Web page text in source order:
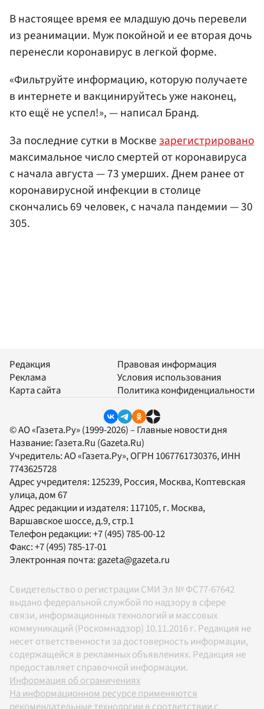
В настоящее время ее младшую дочь перевели
из реанимации. Муж покойной и ее вторая дочь
перенесли коронавирус в легкой форме.
«Фильтруйте информацию, которую получаете
в интернете и вакцинируйтесь уже наконец,
кто ещё не успел!», — написал Бранд.
За последние сутки в Москвезарегистрировано
максимальное число смертей от коронавируса
с начала августа — 73 умерших. Днем ранее от
коронавирусной инфекции в столице
скончались 69 человек, с начала пандемии — 30
305.
Редакция
Реклама
Карта сайта
Правовая информация
Условия использования
Политика конфиденциальности
© АО «Газета.Ру» (1999-2026) – Главные новости дня
Название: Газета.Ru (Gazeta.Ru)
Учредитель:АО «Газета.Ру», ОГРН 1067761730376, ИНН
7743625728
Адрес учредителя: 125239, Россия, Москва, Коптевская
улица, дом 67
Адрес редакции и издателя: 117105, г. Москва,
Варшавское шоссе, д.9, стр.1
Телефон редакции:+7 (495) 785-00-12
Факс:+7 (495) 785-17-01
Электронная почта: gazeta@gazeta.ru
Свидетельство о регистрации СМИ Эл № ФС77-67642
выдано федеральной службой по надзору в сфере
связи, информационных технологий и массовых
коммуникаций (Роскомнадзор) 10.11.2016 г. Редакция не
несет ответственности за достоверность информации,
содержащейся в рекламных объявлениях. Редакция не
предоставляет справочной информации.
Информация об ограничениях
На информационном ресурсе применяются